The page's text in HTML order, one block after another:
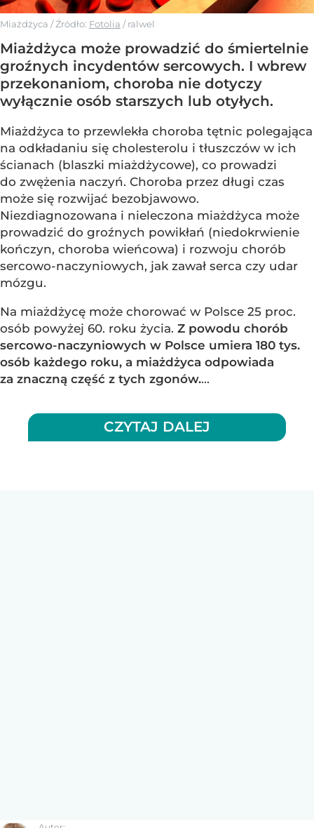
Miażdżyca / Źródło: Fotolia /ralwel
Miażdżyca może prowadzić do śmiertelnie
groźnych incydentów sercowych. I wbrew
przekonaniom, choroba nie dotyczy
wyłącznie osób starszych lub otyłych.
Miażdżyca to przewlekła choroba tętnic polegająca
na odkładaniu się cholesterolu i tłuszczów w ich
ścianach (blaszki miażdżycowe), co prowadzi
do zwężenia naczyń. Choroba przez długi czas
może się rozwijać bezobjawowo.
Niezdiagnozowana i nieleczona miażdżyca może
prowadzić do groźnych powikłań (niedokrwienie
kończyn, choroba wieńcowa) i rozwoju chorób
sercowo-naczyniowych, jak zawał serca czy udar
mózgu.
Na miażdżycę może chorować w Polsce 25 proc.
osób powyżej 60. roku życia. Z powodu chorób
sercowo-naczyniowych w Polsce umiera 180 tys.
osób każdego roku, a miażdżyca odpowiada
za znaczną część z tych zgonów....
CZYTAJ DALEJ